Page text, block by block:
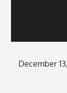
Posted
December